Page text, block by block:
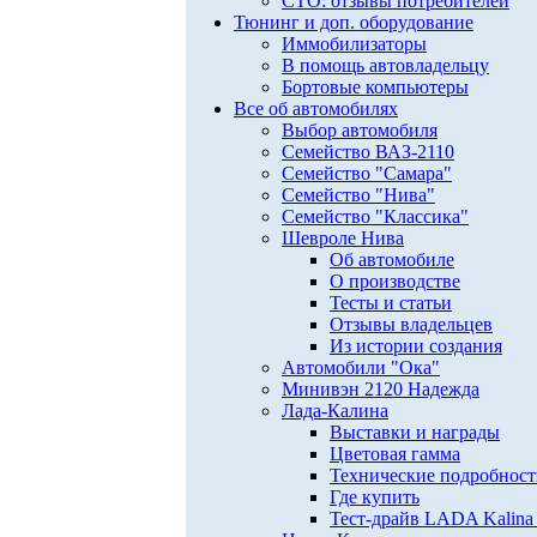
Тюнинг и доп. оборудование
Иммобилизаторы
В помощь автовладельцу
Бортовые компьютеры
Все об автомобилях
Выбор автомобиля
Семейство ВАЗ-2110
Семейство "Самара"
Семейство "Нива"
Семейство "Классика"
Шевроле Нива
Об автомобиле
О производстве
Тесты и статьи
Отзывы владельцев
Из истории создания
Автомобили "Ока"
Минивэн 2120 Надежда
Лада-Калина
Выставки и награды
Цветовая гамма
Технические
Где купить
Тест-драйв LADA Kalina